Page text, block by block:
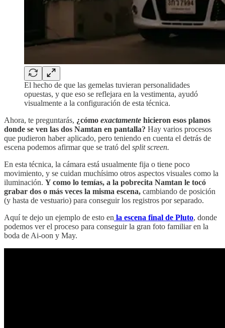
El hecho de que las gemelas tuvieran personalidades
opuestas, y que eso se reflejara en la vestimenta, ayudó
visualmente a la configuración de esta técnica.
Ahora, te preguntarás, ¿cómo exactamente hicieron esos planos
donde se ven las dos Namtan en pantalla? Hay varios procesos
que pudieron haber aplicado, pero teniendo en cuenta el detrás de
escena podemos afirmar que se trató del split screen.
En esta técnica, la cámara está usualmente fija o tiene poco
movimiento, y se cuidan muchísimo otros aspectos visuales como la
iluminación. Y como lo temías, a la pobrecita Namtan le tocó
grabar dos o más veces la misma escena, cambiando de posición
(y hasta de vestuario) para conseguir los registros por separado.
Aquí te dejo un ejemplo de esto en la escena final de Pluto, donde
podemos ver el proceso para conseguir la gran foto familiar en la
boda de Ai-oon y May.